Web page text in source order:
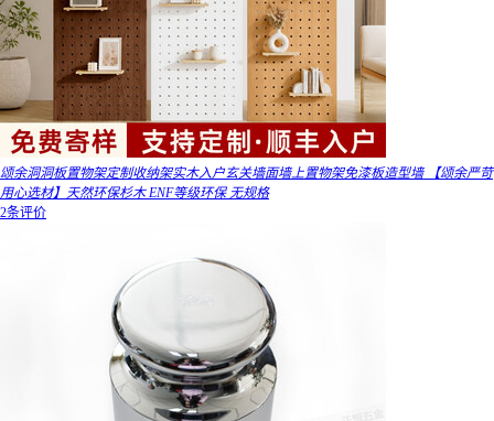
颂余洞洞板置物架定制收纳架实木入户玄关墙面墙上置物架免漆板造型墙 【颂余严苛
用心选材】天然环保杉木 ENF等级环保 无规格
2条评价